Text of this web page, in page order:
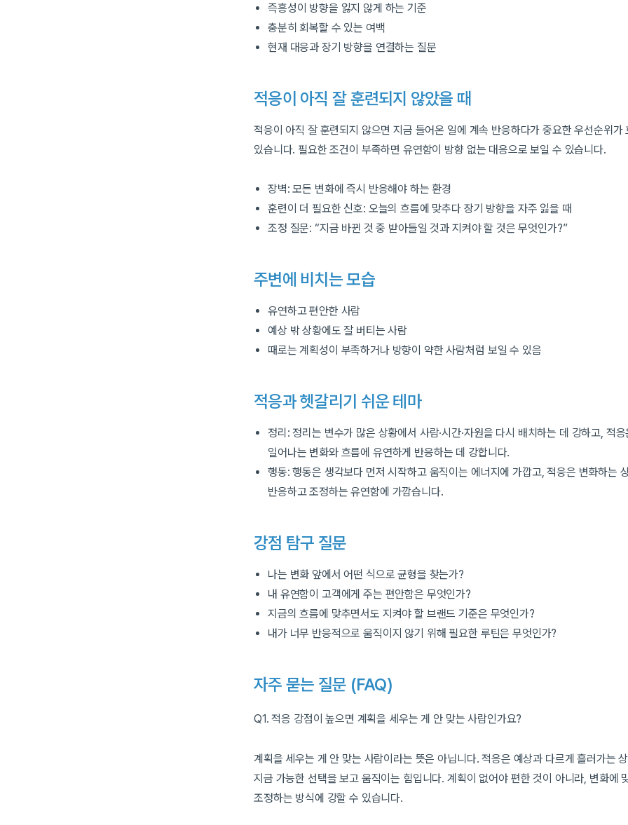
즉흥성이 방향을 잃지 않게 하는 기준
충분히 회복할 수 있는 여백
현재 대응과 장기 방향을 연결하는 질문
적응이 아직 잘 훈련되지 않았을 때
적응이 아직 잘 훈련되지 않으면 지금 들어온 일에 계속 반응하다가 중요한 우선순위가
있습니다. 필요한 조건이 부족하면 유연함이 방향 없는 대응으로 보일 수 있습니다.
장벽: 모든 변화에 즉시 반응해야 하는 환경
훈련이 더 필요한 신호: 오늘의 흐름에 맞추다 장기 방향을 자주 잃을 때
조정 질문: “지금 바뀐 것 중 받아들일 것과 지켜야 할 것은 무엇인가?”
주변에 비치는 모습
유연하고 편안한 사람
예상 밖 상황에도 잘 버티는 사람
때로는 계획성이 부족하거나 방향이 약한 사람처럼 보일 수 있음
적응과 헷갈리기 쉬운 테마
정리: 정리는 변수가 많은 상황에서 사람·시간·자원을 다시 배치하는 데 강하고, 적
일어나는 변화와 흐름에 유연하게 반응하는 데 강합니다.
행동: 행동은 생각보다 먼저 시작하고 움직이는 에너지에 가깝고, 적응은 변화하는
반응하고 조정하는 유연함에 가깝습니다.
강점 탐구 질문
나는 변화 앞에서 어떤 식으로 균형을 찾는가?
내 유연함이 고객에게 주는 편안함은 무엇인가?
지금의 흐름에 맞추면서도 지켜야 할 브랜드 기준은 무엇인가?
내가 너무 반응적으로 움직이지 않기 위해 필요한 루틴은 무엇인가?
자주 묻는 질문 (FAQ)
Q1. 적응 강점이 높으면 계획을 세우는 게 안 맞는 사람인가요?
계획을 세우는 게 안 맞는 사람이라는 뜻은 아닙니다. 적응은 예상과 다르게 흘러가는
지금 가능한 선택을 보고 움직이는 힘입니다. 계획이 없어야 편한 것이 아니라, 변화에
조정하는 방식에 강할 수 있습니다.